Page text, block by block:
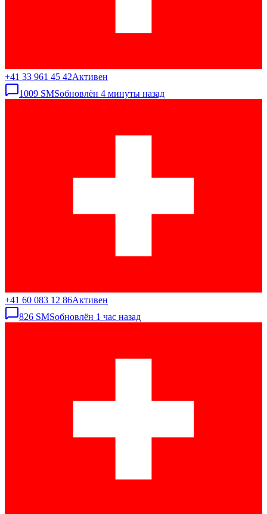
+41 33 961 45 42Активен
1009 SMSобновлён 4 минуты назад
+41 60 083 12 86Активен
826 SMSобновлён 1 час назад